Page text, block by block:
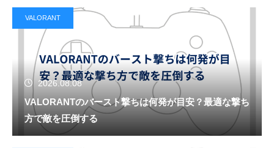
VALORANT
2026.08.08
VALORANTのバースト撃ちは何発が目安？最適な撃ち
方で敵を圧倒する